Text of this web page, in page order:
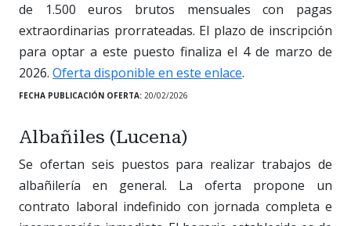
de 1.500 euros brutos mensuales con pagas
extraordinarias prorrateadas. El plazo de inscripción
para optar a este puesto finaliza el 4 de marzo de
2026. Oferta disponible en este enlace.
FECHA PUBLICACIÓN OFERTA: 20/02/2026
Albañiles (Lucena)
Se ofertan seis puestos para realizar trabajos de
albañilería en general. La oferta propone un
contrato laboral indefinido con jornada completa e